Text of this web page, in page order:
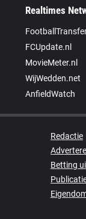
Realtimes
FCUpdate.nl
MovieMeter.nl
WijWedden.net
AnfieldWatch
Redactie
Betting